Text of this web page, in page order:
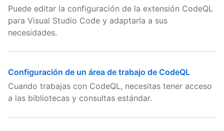
Puede editar la configuración de la extensión CodeQL
para Visual Studio Code y adaptarla a sus
necesidades.
Configuración de un área de trabajo de CodeQL
Cuando trabajas con CodeQL, necesitas tener acceso
a las bibliotecas y consultas estándar.